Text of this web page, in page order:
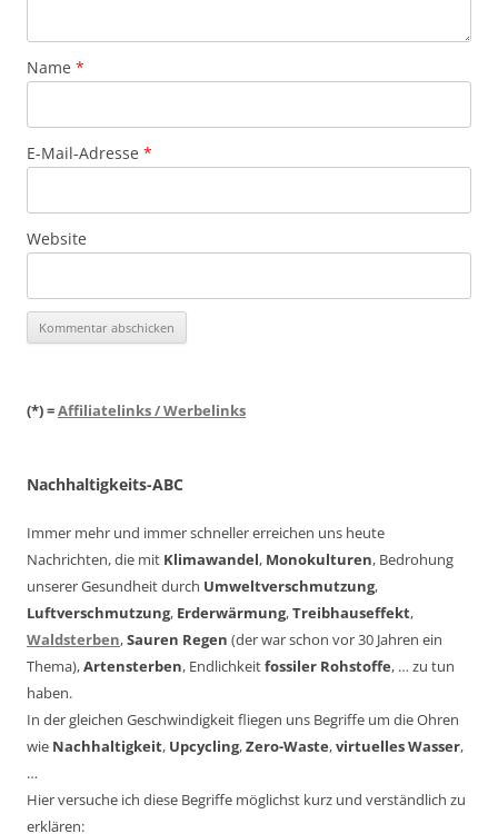
Name *
E-Mail-Adresse *
Website
(*) =Affiliatelinks / Werbelinks
Nachhaltigkeits-ABC
Immer mehr und immer schneller erreichen uns heute
Nachrichten, die mit Klimawandel, Monokulturen, Bedrohung
unserer Gesundheit durch Umweltverschmutzung,
Luftverschmutzung, Erderwärmung,Treibhauseffekt,
Waldsterben,Sauren Regen (der war schon vor 30 Jahren ein
Thema),Artensterben, Endlichkeitfossiler Rohstoffe, … zu tun
haben.
In der gleichen Geschwindigkeit fliegen uns Begriffe um die Ohren
wie Nachhaltigkeit, Upcycling,Zero-Waste,virtuelles Wasser,
…
Hier versuche ich diese Begriffe möglichst kurz und verständlich zu
erklären: